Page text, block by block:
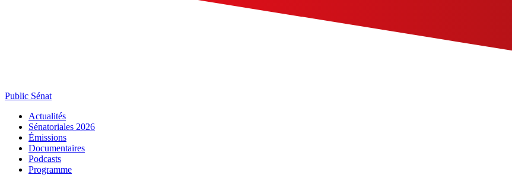
Public Sénat
Actualités
Sénatoriales 2026
Émissions
Documentaires
Podcasts
Programme